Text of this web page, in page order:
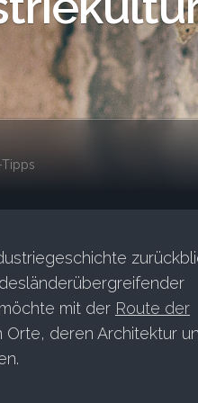
Tipps
mit der Route der
deren Architektur